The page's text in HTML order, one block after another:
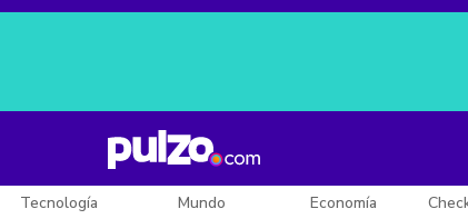
Posesión de De la Espriella
Tecnología Mundo Economía